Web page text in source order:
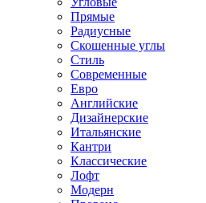
Прямые
Радиусные
Скошенные углы
Стиль
Современные
Евро
Английские
Дизайнерские
Итальянские
Кантри
Классические
Лофт
Модерн